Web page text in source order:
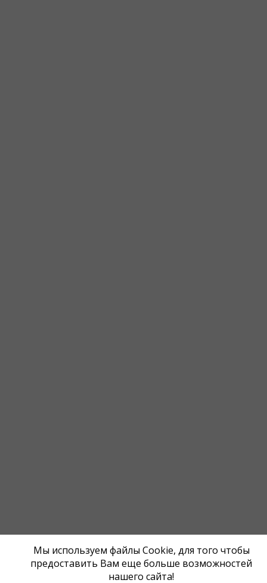
Мы используем файлы Cookie, для того чтобы
предоставить Вам еще больше возможностей
нашего сайта!